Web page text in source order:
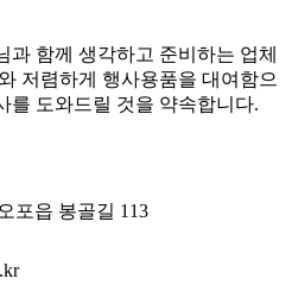
과 함께 생각하고 준비하는 업체
저렴하게 행사용품을 대여함으
를 도와드릴 것을 약속합니다.
포읍 봉골길 113